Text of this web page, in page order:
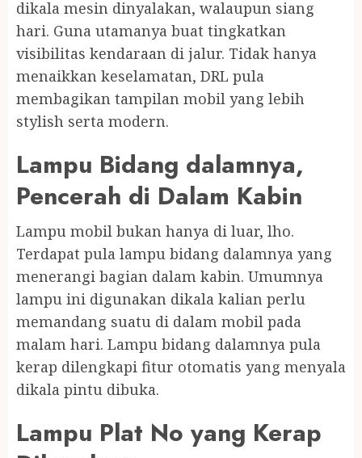
dikala mesin dinyalakan, walaupun siang
hari. Guna utamanya buat tingkatkan
visibilitas kendaraan di jalur. Tidak hanya
menaikkan keselamatan, DRL pula
membagikan tampilan mobil yang lebih
stylish serta modern.
Lampu Bidang dalamnya,
Pencerah di Dalam Kabin
Lampu mobil bukan hanya di luar, lho.
Terdapat pula lampu bidang dalamnya yang
menerangi bagian dalam kabin. Umumnya
lampu ini digunakan dikala kalian perlu
memandang suatu di dalam mobil pada
malam hari. Lampu bidang dalamnya pula
kerap dilengkapi fitur otomatis yang menyala
dikala pintu dibuka.
Lampu Plat No yang Kerap